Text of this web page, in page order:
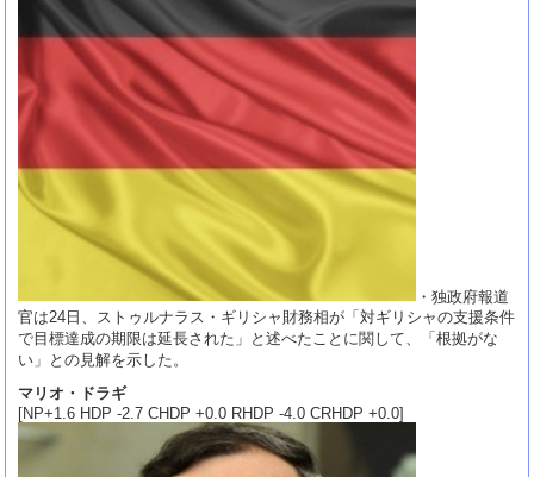
・独政府報道
官は24日、ストゥルナラス・ギリシャ財務相が「対ギリシャの支援条件
で目標達成の期限は延長された」と述べたことに関して、「根拠がな
い」との見解を示した。
マリオ・ドラギ
[NP+1.6 HDP -2.7 CHDP +0.0 RHDP -4.0 CRHDP +0.0]